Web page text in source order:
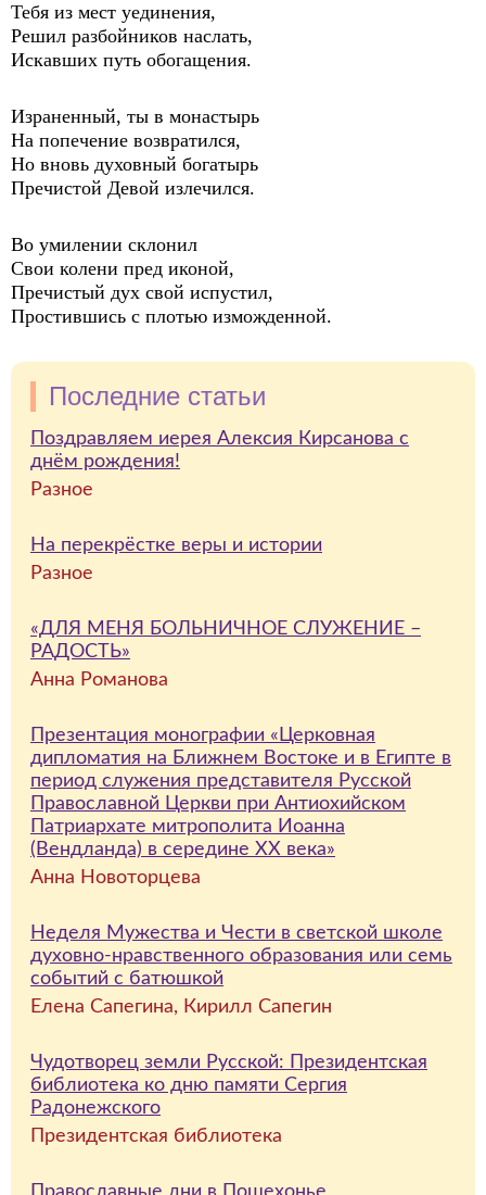
Тебя из мест уединения,
Решил разбойников наслать,
Искавших путь обогащения.
Израненный, ты в монастырь
На попечение возвратился,
Но вновь духовный богатырь
Пречистой Девой излечился.
Во умилении склонил
Свои колени пред иконой,
Пречистый дух свой испустил,
Простившись с плотью изможденной.
Последние статьи
Поздравляем иерея Алексия Кирсанова с
днём рождения!
Разное
На перекрёстке веры и истории
Разное
«ДЛЯ МЕНЯ БОЛЬНИЧНОЕ СЛУЖЕНИЕ –
РАДОСТЬ»
Анна Романова
Презентация монографии «Церковная
дипломатия на Ближнем Востоке и в Египте в
период служения представителя Русской
Православной Церкви при Антиохийском
Патриархате митрополита Иоанна
(Вендланда) в середине ХХ века»
Анна Новоторцева
Неделя Мужества и Чести в светской школе
духовно-нравственного образования или семь
событий с батюшкой
Елена Сапегина, Кирилл Сапегин
Чудотворец земли Русской: Президентская
библиотека ко дню памяти Сергия
Радонежского
Президентская библиотека